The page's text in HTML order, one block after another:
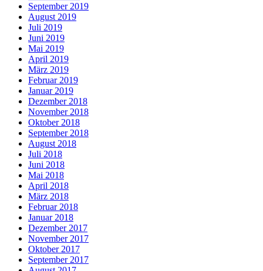
September 2019
August 2019
Juli 2019
Juni 2019
Mai 2019
April 2019
März 2019
Februar 2019
Januar 2019
Dezember 2018
November 2018
Oktober 2018
September 2018
August 2018
Juli 2018
Juni 2018
Mai 2018
April 2018
März 2018
Februar 2018
Januar 2018
Dezember 2017
November 2017
Oktober 2017
September 2017